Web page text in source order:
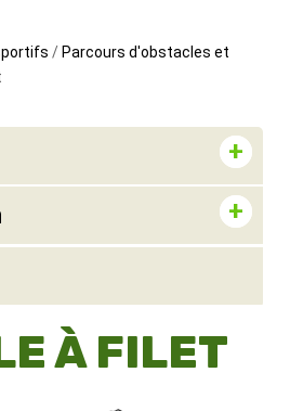
/ Parcours d'obstacles et
À FILET